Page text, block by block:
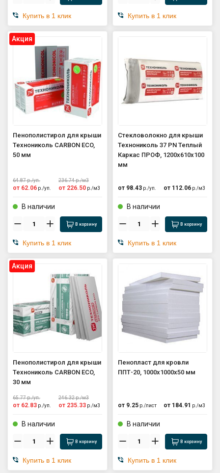
Купить в 1 клик Купить в 1 клик
Aкция
Пенополистирол для крыши
Технониколь CARBON ECO,
50 мм
64.87р./уп.
от 62.06 р./уп.
236.74р./м3
от 226.50 р./м3
В наличии
В корзину
Купить в 1 клик
Стекловолокно для крыши
Технониколь 37 PN Теплый
Каркас ПРОФ, 1200х610х100
мм
от 98.43 р./уп. от 112.06 р./м3
В наличии
В корзину
Купить в 1 клик
Aкция
Пенополистирол для крыши
Технониколь CARBON ECO,
30 мм
65.77р./уп.
от 62.83 р./уп.
246.32р./м3
от 235.33 р./м3
В наличии
В корзину
Купить в 1 клик
Пенопласт для кровли
ППТ-20, 1000x1000x50 мм
от 9.25 р./лист от 184.91 р./м3
В наличии
В корзину
Купить в 1 клик